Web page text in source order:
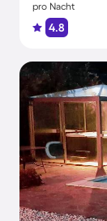
pro Nacht
4.8